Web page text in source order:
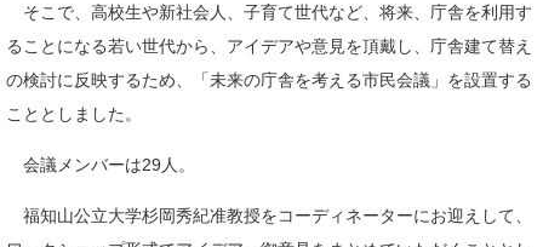
そこで、高校生や新社会人、子育て世代など、将来、庁舎を利用す
ることになる若い世代から、アイデアや意見を頂戴し、庁舎建て替え
の検討に反映するため、「未来の庁舎を考える市民会議」を設置する
こととしました。
会議メンバーは29人。
福知山公立大学杉岡秀紀准教授をコーディネーターにお迎えして、